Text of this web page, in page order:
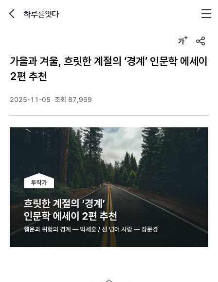
하루를잇다
u
l
가을과 겨울, 흐릿한 계절의 ‘경계’ 인문학 에세이
2편 추천
2025-11-05 조회 87,969